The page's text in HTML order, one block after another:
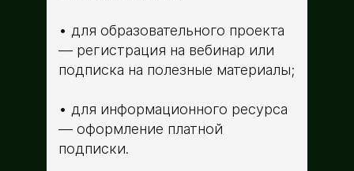
для образовательного проекта
— регистрация на вебинар или
подписка на полезные материалы;
для информационного ресурса
— оформление платной
подписки.